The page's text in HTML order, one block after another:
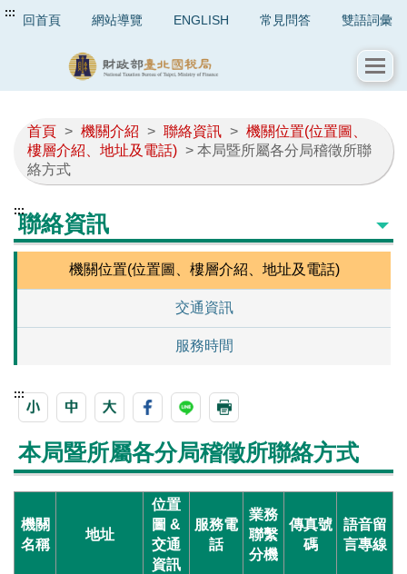
::: 回首頁 網站導覽 ENGLISH 常見問答 雙語詞彙
首頁 > 機關介紹 > 聯絡資訊 > 機關位置(位置圖、
樓層介紹、地址及電話) > 本局暨所屬各分局稽徵所聯
絡方式
:::聯絡資訊
機關位置(位置圖、樓層介紹、地址及電話)
交通資訊
服務時間
:::
本局暨所屬各分局稽徵所聯絡方式
機關
名稱
地址
位置
圖 &
交通
資訊
服務電
話
業務
聯繫
分機
傳真號
碼
語音留
言專線